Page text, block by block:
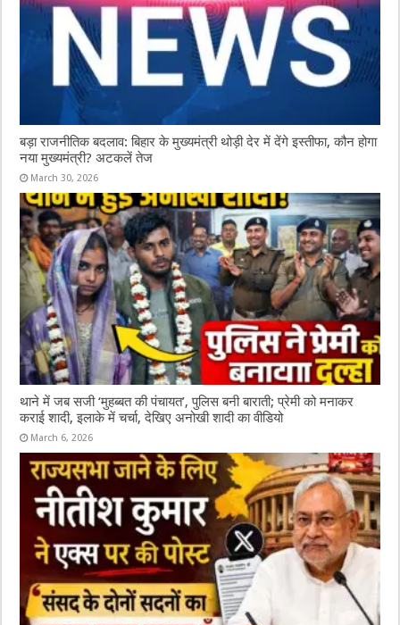
बड़ा राजनीतिक बदलाव: बिहार के मुख्यमंत्री थोड़ी देर में देंगे इस्तीफा, कौन होगा
नया मुख्यमंत्री? अटकलें तेज
March 30, 2026
थाने में जब सजी ‘मुहब्बत की पंचायत’, पुलिस बनी बाराती; प्रेमी को मनाकर
कराई शादी, इलाके में चर्चा, देखिए अनोखी शादी का वीडियो
March 6, 2026